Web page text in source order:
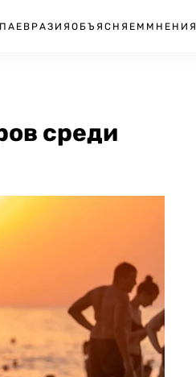
ЕВРАЗИЯ ОБЪЯСНЯЕМ МНЕНИЯ
среди